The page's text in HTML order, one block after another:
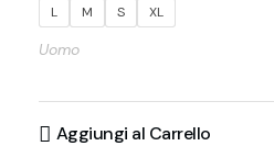
L M S XL
Uomo
Aggiungi al Carrello